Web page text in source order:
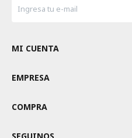
MI CUENTA
EMPRESA
COMPRA